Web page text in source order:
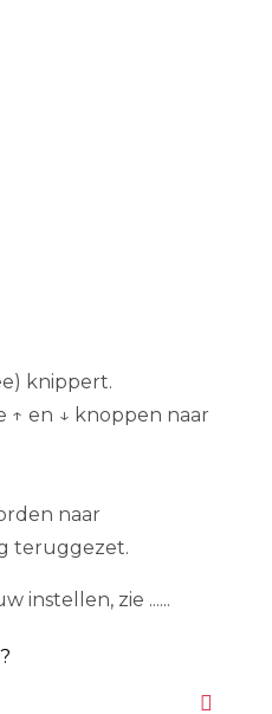
knippert.
↑ en ↓ knoppen naar
naar
teruggezet.
instellen, zie ......